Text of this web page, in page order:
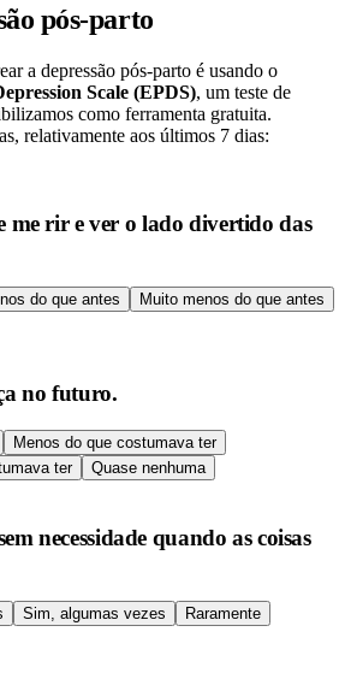
pós-parto
a depressão pós-parto é usando o
Scale (EPDS), um teste de
como ferramenta gratuita.
relativamente aos últimos 7 dias:
me rir e ver o lado divertido das
do que antes
Muito menos do que antes
no futuro.
Menos do que costumava ter
ter
Quase nenhuma
necessidade quando as coisas
Sim, algumas vezes
Raramente